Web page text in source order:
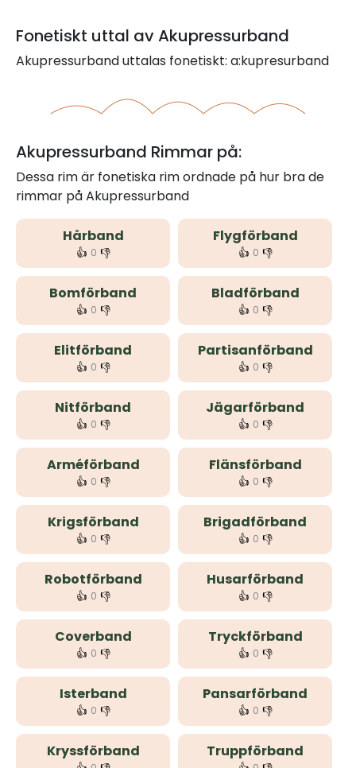
Fonetiskt uttal av Akupressurband
Akupressurband uttalas fonetiskt: a:kupresurband
Akupressurband Rimmar på:
Dessa rim är fonetiska rim ordnade på hur bra de
rimmar på Akupressurband
Hårband
👍 0 👎
Flygförband
👍 0 👎
Bomförband
👍 0 👎
Bladförband
👍 0 👎
Elitförband
👍 0 👎
Partisanförband
👍 0 👎
Nitförband
👍 0 👎
Jägarförband
👍 0 👎
Arméförband
👍 0 👎
Flänsförband
👍 0 👎
Krigsförband
👍 0 👎
Brigadförband
👍 0 👎
Robotförband
👍 0 👎
Husarförband
👍 0 👎
Coverband
👍 0 👎
Tryckförband
👍 0 👎
Isterband
👍 0 👎
Pansarförband
👍 0 👎
Kryssförband Truppförband